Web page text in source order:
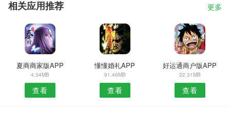
相关应用推荐 更多
夏商商家版APP
4.34MB
查看
懂懂婚礼APP
91.46MB
查看
好运通商户版APP
22.31MB
查看